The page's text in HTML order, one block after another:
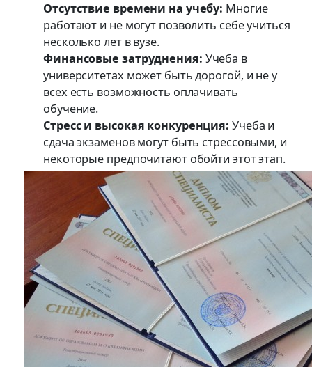
Отсутствие времени на учебу: Многие
работают и не могут позволить себе учиться
несколько лет в вузе.
Финансовые затруднения: Учеба в
университетах может быть дорогой, и не у
всех есть возможность оплачивать
обучение.
Стресс и высокая конкуренция: Учеба и
сдача экзаменов могут быть стрессовыми, и
некоторые предпочитают обойти этот этап.